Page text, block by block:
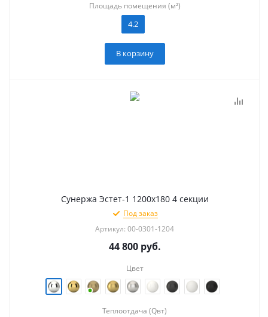
Площадь помещения (м²)
4.2
В корзину
Сунержа Эстет-1 1200х180 4 секции
Под заказ
Артикул: 00-0301-1204
44 800руб.
Цвет
Теплоотдача (Qвт)